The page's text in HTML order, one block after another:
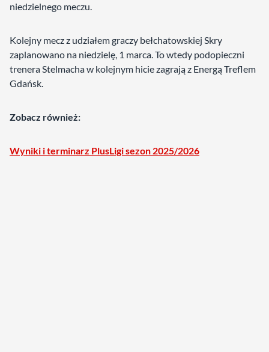
niedzielnego meczu.
Kolejny mecz z udziałem graczy bełchatowskiej Skry
zaplanowano na niedzielę, 1 marca. To wtedy podopieczni
trenera Stelmacha w kolejnym hicie zagrają z Energą Treflem
Gdańsk.
Zobacz również:
Wyniki i terminarz PlusLigi sezon 2025/2026